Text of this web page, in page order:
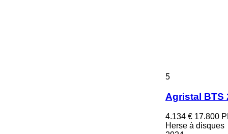
5
Agristal BTS
4.134 € 17.800
Herse à disques